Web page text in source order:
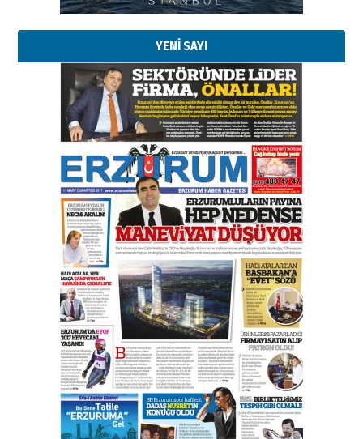
YENİ SAYI
29 Haziran 2026 Pazartesi
Kenan GÜLERCİ
Murat Şahsuvaroğlu ERKON’da
çıtayı yukarı taşırken,
yönetimdekiler aşağı
çekmemeli!
17 Şubat 2026 SalıOrhan BOZKURT
Bir fotoğraf, bir şehir, bir
gazeteci… Dizginler kimin
elinde?
31 Mart 2026 Salı
A. Berhan Yılmaz
BİR BÖLÜM DEĞİL, BİR ÖMÜR
SEÇİYORSUNUZ… “NEDEN
ATATÜRK ÜNİVERSİTESİ?”
28 Temmuz 2026 Salı
Ahmet Gökhan YAZICI
Ahmed Yesevi’den bir Alperen…
”Reisimiz” idi… Hakka yürüdü.!
26 Mart 2026 Perşembe
Cem Bakırcı
Ardında bıraktığı hatıralarıyla
gönül adamı Faruk Terzioğlu!
13 Mayıs 2026 Çarşamba